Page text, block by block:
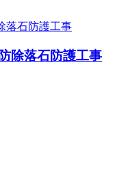
除落石防護工事